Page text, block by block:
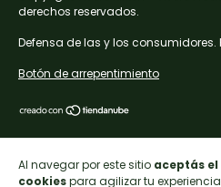
Al navegar por este sitio aceptás el
cookiespara agilizar tu
derechos reservados.
Defensa de las y los consumidores.
Botón de arrepentimiento